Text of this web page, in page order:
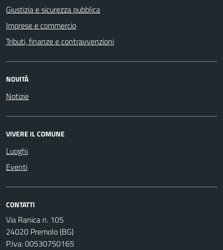
Giustizia e sicurezza pubblica
Imprese e commercio
Tributi, finanze e contravvenzioni
NOVITÀ
Notizie
VIVERE IL COMUNE
Luoghi
Eventi
CONTATTI
Via Ranica n. 105
24020 Premolo (BG)
P.Iva: 00530750165